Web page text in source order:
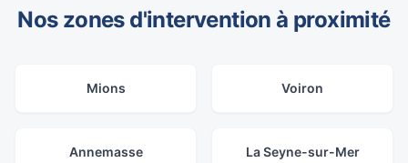
Nos zones d'intervention à proximité
Mions Voiron
Annemasse La Seyne-sur-Mer